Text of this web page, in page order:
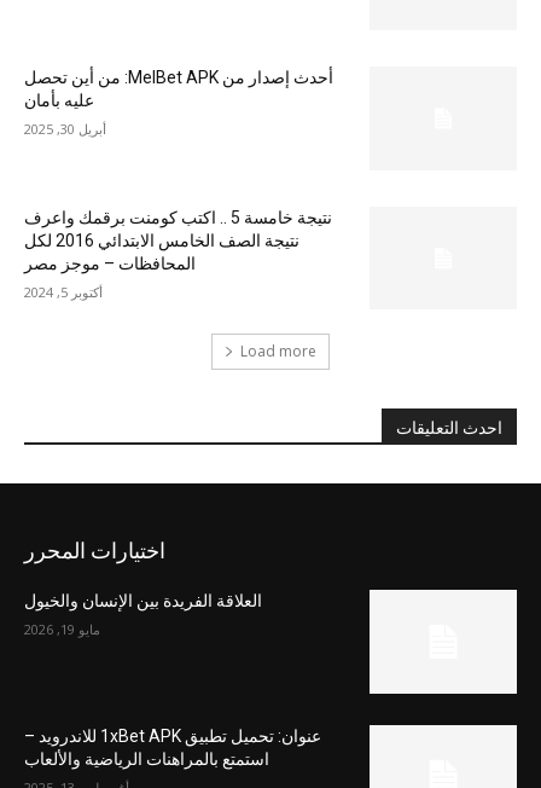
أحدث إصدار من MelBet APK: من أين تحصل
عليه بأمان
أبريل 30, 2025
نتيجة خامسة 5 .. اكتب كومنت برقمك واعرف
نتيجة الصف الخامس الابتدائي 2016 لكل
المحافظات – موجز مصر
أكتوبر 5, 2024
Load more
احدث التعليقات
اختيارات المحرر
العلاقة الفريدة بين الإنسان والخيول
مايو 19, 2026
عنوان: تحميل تطبيق 1xBet APK للاندرويد –
استمتع بالمراهنات الرياضية والألعاب